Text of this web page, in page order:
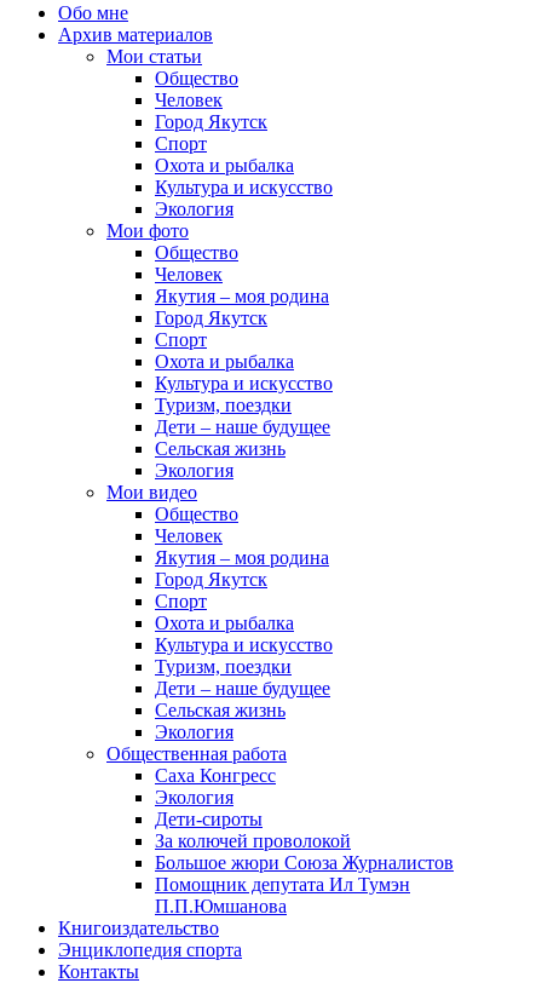
Обо мне
Архив материалов
Мои статьи
Общество
Человек
Город Якутск
Спорт
Охота и рыбалка
Культура и искусство
Экология
Мои фото
Общество
Человек
Якутия – моя родина
Город Якутск
Спорт
Охота и рыбалка
Культура и искусство
Туризм, поездки
Дети – наше будущее
Сельская жизнь
Экология
Мои видео
Общество
Человек
Якутия – моя родина
Город Якутск
Спорт
Охота и рыбалка
Культура и искусство
Туризм, поездки
Дети – наше будущее
Сельская жизнь
Экология
Общественная работа
Саха Конгресс
Экология
Дети-сироты
За колючей проволокой
Большое жюри Союза Журналистов
Помощник депутата Ил Тумэн
П.П.Юмшанова
Книгоиздательство
Энциклопедия спорта
Контакты